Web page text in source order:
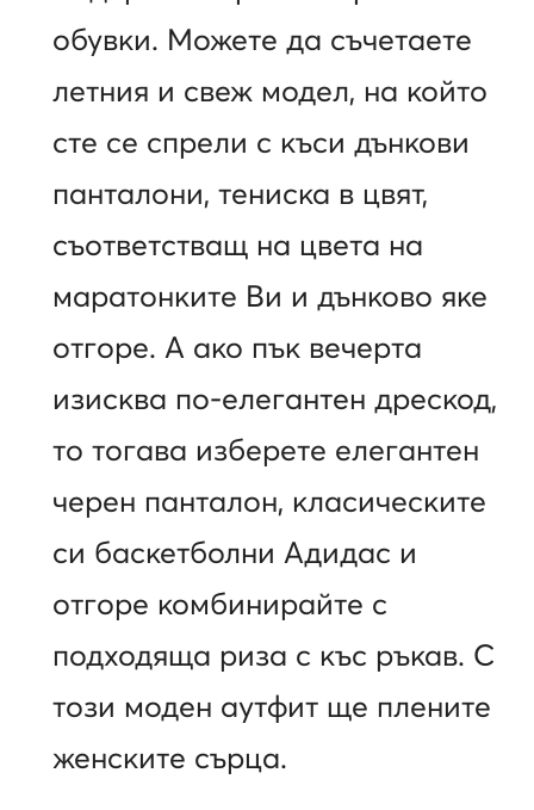
обувки. Можете да съчетаете
летния и свеж модел, на който
сте се спрели с къси дънкови
панталони, тениска в цвят,
съответстващ на цвета на
маратонките Ви и дънково яке
отгоре. А ако пък вечерта
изисква по-елегантен дрескод,
то тогава изберете елегантен
черен панталон, класическите
си баскетболни Адидас и
отгоре комбинирайте с
подходяща риза с къс ръкав. С
този моден аутфит ще плените
женските сърца.